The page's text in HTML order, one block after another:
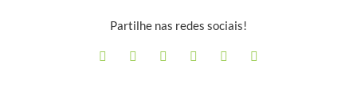
Partilhe nas redes sociais!